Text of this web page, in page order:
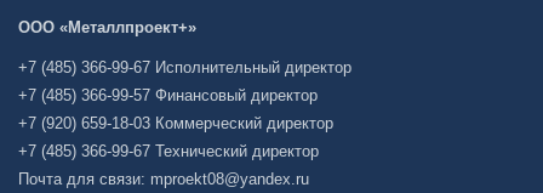
ООО «Металлпроект+»
+7 (485) 366-99-67 Исполнительный директор
+7 (485) 366-99-57 Финансовый директор
+7 (920) 659-18-03 Коммерческий директор
+7 (485) 366-99-67 Технический директор
Почта для связи: mproekt08@yandex.ru